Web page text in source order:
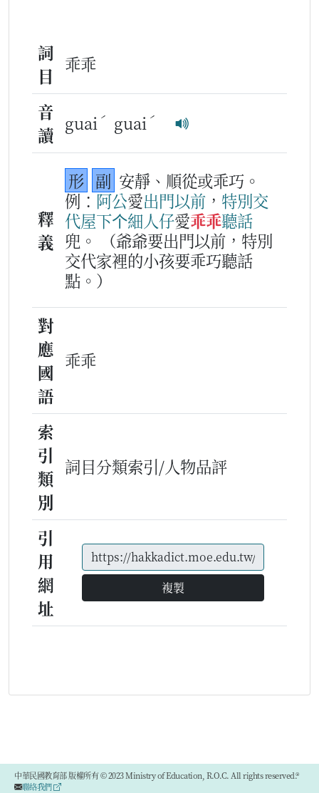
詞
目
乖乖
音
讀
guai ˊ guai ˊ
釋
義
形 副 安靜、順從或乖巧。
例：阿公愛出門以前 ， 特別交
代屋下个細人仔愛乖乖聽話
兜。
（爺爺要出門以前，特別
交代家裡的小孩要乖巧聽話
點。）
對
應
國
語
乖乖
索
引
類
別
詞目分類索引/人物品評
引
用
網
址
複製
中華民國教育部 版權所有 © 2023 Ministry of Education, R.O.C. All rights reserved.®
聯絡我們